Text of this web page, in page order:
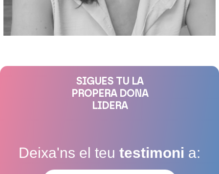
SIGUES TU LA
PROPERA DONA
LIDERA
Deixa'ns el teu testimoni a: